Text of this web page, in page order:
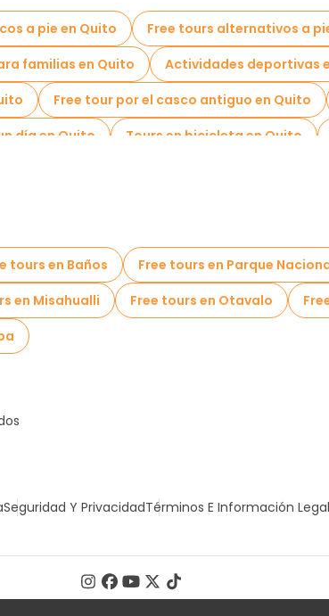
a pie en Quito
Free tours alternativos a
familias en Quito
Actividades deportivas
Free tour por el casco antiguo en Quito
día en Quito
Tours en bicicleta en Quito
tours en Baños
Free tours en Parque
en Misahualli Free tours en Otavalo
Seguridad Y PrivacidadTérminos E Información Legal